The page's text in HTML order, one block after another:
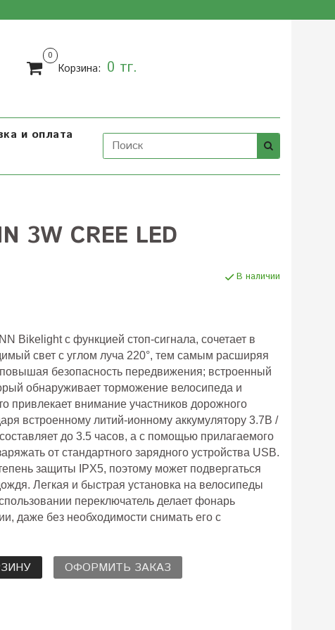
0
Корзина: 0 тг.
и оплата
3W CREE LED
В наличии
Bikelight с функцией стоп-сигнала, сочетает в
свет с углом луча 220°, тем самым расширяя
безопасность передвижения; встроенный
обнаруживает торможение велосипеда и
привлекает внимание участников дорожного
встроенному литий-ионному аккумулятору 3.7В /
до 3.5 часов, а с помощью прилагаемого
от стандартного зарядного устройства USB.
защиты IPX5, поэтому может подвергаться
Легкая и быстрая установка на велосипеды
переключатель делает фонарь
даже без необходимости снимать его с
ОФОРМИТЬ ЗАКАЗ